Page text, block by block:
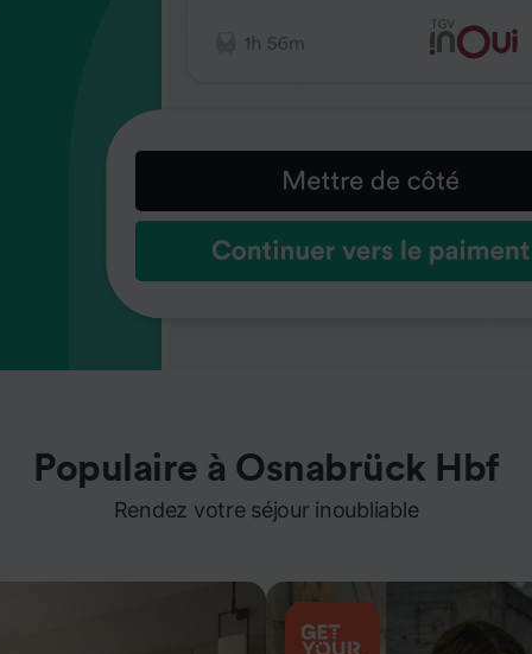
Populaire à Osnabrück Hbf
Rendez votre séjour inoubliable